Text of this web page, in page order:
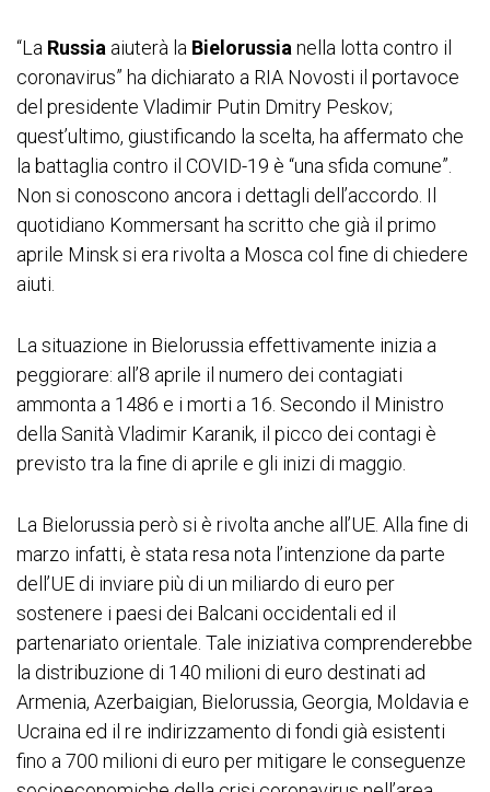
“La Russia aiuterà la Bielorussianella lotta contro il
coronavirus” ha dichiarato a RIA Novosti il portavoce
del presidente Vladimir Putin Dmitry Peskov;
quest’ultimo, giustificando la scelta, ha affermato che
la battaglia contro il COVID-19 è “una sfida comune”.
Non si conoscono ancora i dettagli dell’accordo. Il
quotidiano Kommersant ha scritto che già il primo
aprile Minsk si era rivolta a Mosca col fine di chiedere
aiuti.
La situazione in Bielorussia effettivamente inizia a
peggiorare: all’8 aprile il numero dei contagiati
ammonta a 1486 e i morti a 16. Secondo il Ministro
della Sanità Vladimir Karanik, il picco dei contagi è
previsto tra la fine di aprile e gli inizi di maggio.
La Bielorussia però si è rivolta anche all’UE. Alla fine di
marzo infatti, è stata resa nota l’intenzione da parte
dell’UE di inviare più di un miliardo di euro per
sostenere i paesi dei Balcani occidentali ed il
partenariato orientale. Tale iniziativa comprenderebbe
la distribuzione di 140 milioni di euro destinati ad
Armenia, Azerbaigian, Bielorussia, Georgia, Moldavia e
Ucraina ed il re indirizzamento di fondi già esistenti
fino a 700 milioni di euro per mitigare le conseguenze